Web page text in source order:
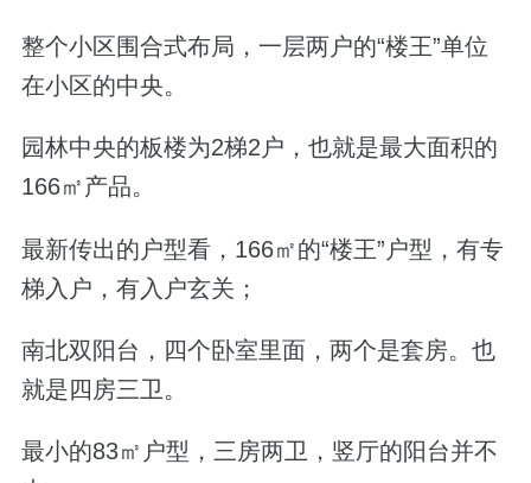
整个小区围合式布局，一层两户的“楼王”单位
在小区的中央。
园林中央的板楼为2梯2户，也就是最大面积的
166㎡产品。
最新传出的户型看， 166㎡的“楼王”户型，有专
梯入户，有入户玄关；
南北双阳台，四个卧室里面，两个是套房。也
就是四房三卫。
最小的83㎡户型，三房两卫，竖厅的阳台并不